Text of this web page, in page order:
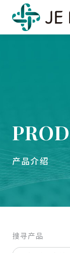
产品介绍
搜寻产品